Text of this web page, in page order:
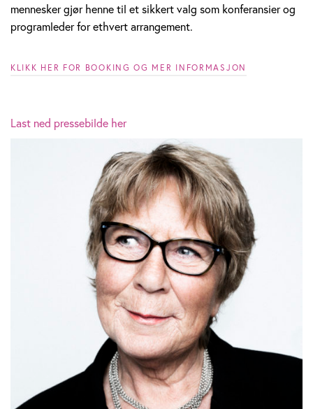
mennesker gjør henne til et sikkert valg som konferansier og
programleder for ethvert arrangement.
KLIKK HER FOR BOOKING OG MER INFORMASJON
Last ned pressebilde her